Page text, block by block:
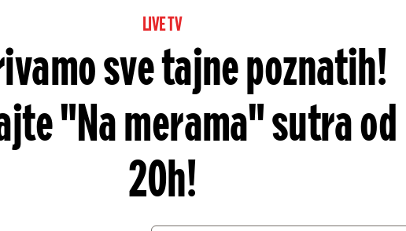
LIVE TV
sve tajne poznatih!
"Na merama" sutra od
20h!